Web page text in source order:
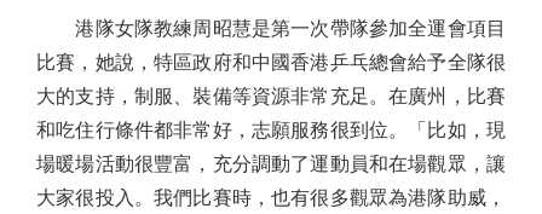
港隊女隊教練周昭慧是第一次帶隊參加全運會項目
比賽，她說，特區政府和中國香港乒乓總會給予全隊很
大的支持，制服、裝備等資源非常充足。在廣州，比賽
和吃住行條件都非常好，志願服務很到位。「比如，現
場暖場活動很豐富，充分調動了運動員和在場觀眾，讓
大家很投入。我們比賽時，也有很多觀眾為港隊助威，